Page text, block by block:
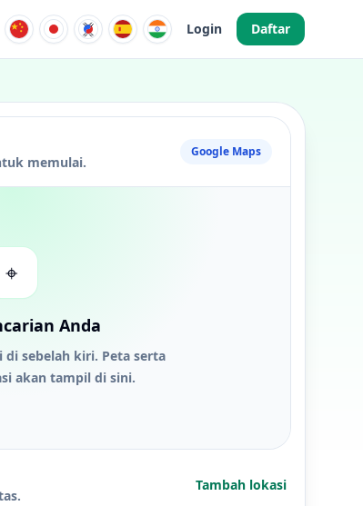
Login Daftar
memulai.
Google Maps
⌖
Anda
sebelah kiri. Peta serta
akan tampil di sini.
Tambah lokasi